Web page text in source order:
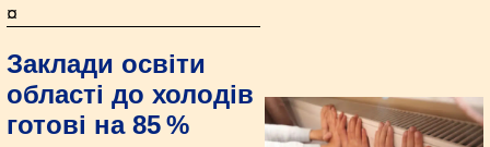
¤
Заклади освіти
області до холодів
готові на 85 %